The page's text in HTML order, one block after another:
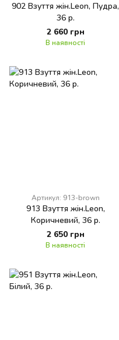
902 Взуття жін.Leon, Пудра,
36 р.
2 660 грн
В наявності
Артикул: 913-brown
913 Взуття жін.Leon,
Коричневий, 36 р.
2 650 грн
В наявності